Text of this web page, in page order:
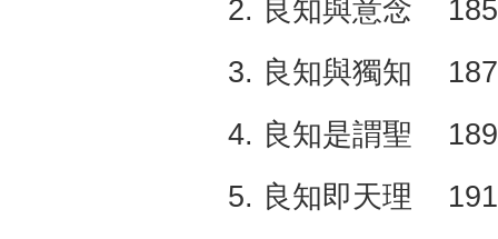
2. 良知與意念 185
3. 良知與獨知 187
4. 良知是謂聖 189
5. 良知即天理 191